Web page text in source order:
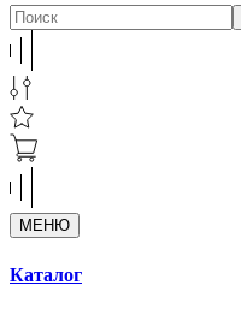
МЕНЮ
Каталог